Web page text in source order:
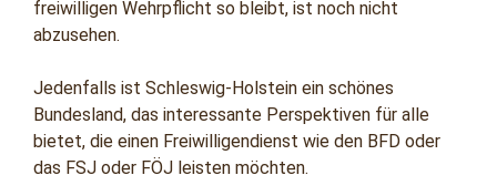
freiwilligen Wehrpflicht so bleibt, ist noch nicht
abzusehen.
Jedenfalls ist Schleswig-Holstein ein schönes
Bundesland, das interessante Perspektiven für alle
bietet, die einen Freiwilligendienst wie den BFD oder
das FSJ oder FÖJ leisten möchten.